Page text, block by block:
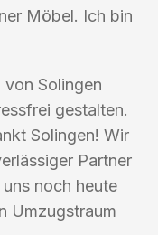
Möbel. Ich bin
Solingen
gestalten.
Solingen! Wir
Partner
noch heute
Umzugstraum